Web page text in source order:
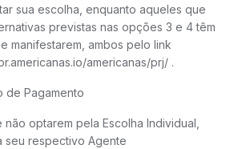
sua escolha, enquanto aqueles que
previstas nas opções 3 e 4 têm
manifestarem, ambos pelo link
americanas/prj/ .
de Pagamento
optarem pela Escolha Individual,
seu respectivo Agente